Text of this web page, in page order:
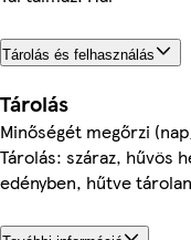
Tárolás és felhasználás
Tárolás
Minőségét megőrzi
Tárolás: száraz, hűvös
edényben, hűtve